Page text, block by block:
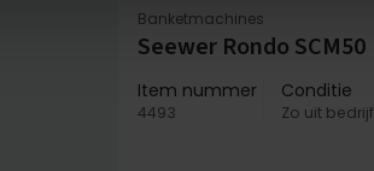
Banketmachines
Seewer Rondo SCM50
Item nummer
4493
Conditie
Zo uit bedrijf